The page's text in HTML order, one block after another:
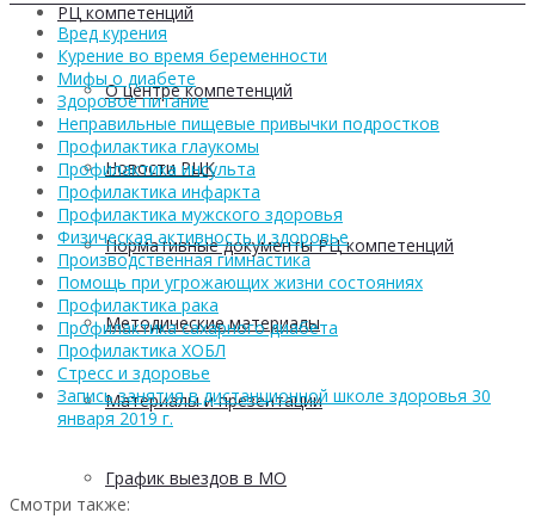
РЦ компетенций
О центре компетенций
Новости РЦК
Нормативные документы РЦ компетенций
Методические материалы
Материалы и презентации
График выездов в МО
Вред курения
Курение во время беременности
Мифы о диабете
Здоровое питание
Неправильные пищевые привычки подростков
Профилактика глаукомы
Профилактика инсульта
Профилактика инфаркта
Профилактика мужского здоровья
Физическая активность и здоровье
Производственная гимнастика
Помощь при угрожающих жизни состояниях
Профилактика рака
Профилактика сахарного диабета
Профилактика ХОБЛ
Стресс и здоровье
Запись занятия в дистанционной школе здоровья 30
января 2019 г.
Смотри также: